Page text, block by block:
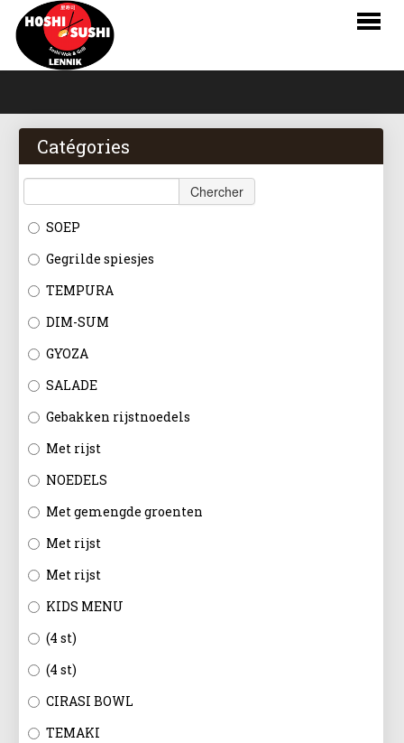
COMMANDER
MENU
RÉSERVATIONS
CONTACT
Catégories
Chercher
SOEP
Gegrilde spiesjes
TEMPURA
DIM-SUM
GYOZA
SALADE
Gebakken rijstnoedels
Met rijst
NOEDELS
Met gemengde groenten
Met rijst
Met rijst
KIDS MENU
(4 st)
(4 st)
CIRASI BOWL
TEMAKI